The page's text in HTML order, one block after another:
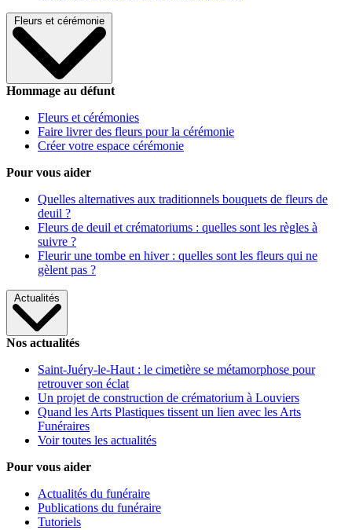
Fleurs et cérémonie
Hommage au défunt
Fleurs et cérémonies
Faire livrer des fleurs pour la cérémonie
Créer votre espace cérémonie
Pour vous aider
Quelles alternatives aux traditionnels bouquets de fleurs de
deuil ?
Fleurs de deuil et crématoriums : quelles sont les règles à
suivre ?
Fleurir une tombe en hiver : quelles sont les fleurs qui ne
gèlent pas ?
Actualités
Nos actualités
Saint-Juéry-le-Haut : le cimetière se métamorphose pour
retrouver son éclat
Un projet de construction de crématorium à Louviers
Quand les Arts Plastiques tissent un lien avec les Arts
Funéraires
Voir toutes les actualités
Pour vous aider
Actualités du funéraire
Publications du funéraire
Tutoriels